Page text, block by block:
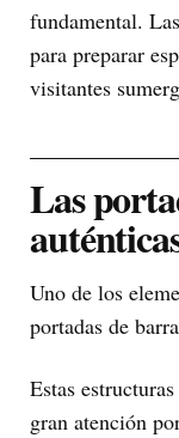
fundamental.
para preparar
visitantes
Las
Uno de los
portadas de
Estas
gran atención